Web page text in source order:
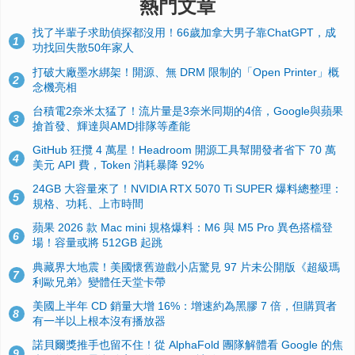
熱門文章
1
找了半輩子求助偵探都沒用！66歲加拿大男子靠ChatGPT，成
功找回失散50年家人
2
打破大廠墨水綁架！開源、無 DRM 限制的「Open Printer」概
念機亮相
3
台積電2奈米太猛了！流片量是3奈米同期的4倍，Google與蘋果
搶首發、輝達與AMD排隊等產能
4
GitHub 狂攬 4 萬星！Headroom 開源工具幫開發者省下 70 萬
美元 API 費，Token 消耗暴降 92%
5
24GB 大容量來了！NVIDIA RTX 5070 Ti SUPER 爆料總整理：
規格、功耗、上市時間
6
蘋果 2026 款 Mac mini 規格爆料：M6 與 M5 Pro 異色搭檔登
場！容量或將 512GB 起跳
7
典藏界大地震！美國懷舊遊戲小店驚見 97 片未公開版《超級瑪
利歐兄弟》變體任天堂卡帶
8
美國上半年 CD 銷量大增 16%：增速約為黑膠 7 倍，但購買者
有一半以上根本沒有播放器
諾貝爾獎推手也留不住！從 AlphaFold 團隊解體看 Google 的焦